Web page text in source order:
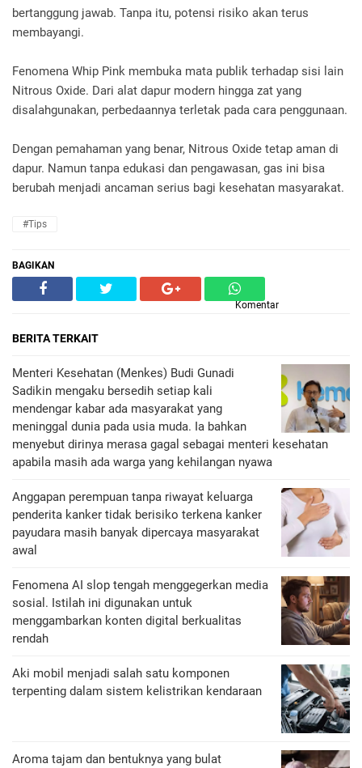
bertanggung jawab. Tanpa itu, potensi risiko akan terus
membayangi.
Fenomena Whip Pink membuka mata publik terhadap sisi lain
Nitrous Oxide. Dari alat dapur modern hingga zat yang
disalahgunakan, perbedaannya terletak pada cara penggunaan.
Dengan pemahaman yang benar, Nitrous Oxide tetap aman di
dapur. Namun tanpa edukasi dan pengawasan, gas ini bisa
berubah menjadi ancaman serius bagi kesehatan masyarakat.
#Tips
BAGIKAN
Komentar
BERITA TERKAIT
Menteri Kesehatan (Menkes) Budi Gunadi
Sadikin mengaku bersedih setiap kali
mendengar kabar ada masyarakat yang
meninggal dunia pada usia muda. Ia bahkan
menyebut dirinya merasa gagal sebagai menteri kesehatan
apabila masih ada warga yang kehilangan nyawa
Anggapan perempuan tanpa riwayat keluarga
penderita kanker tidak berisiko terkena kanker
payudara masih banyak dipercaya masyarakat
awal
Fenomena AI slop tengah menggegerkan media
sosial. Istilah ini digunakan untuk
menggambarkan konten digital berkualitas
rendah
Aki mobil menjadi salah satu komponen
terpenting dalam sistem kelistrikan kendaraan
Aroma tajam dan bentuknya yang bulat